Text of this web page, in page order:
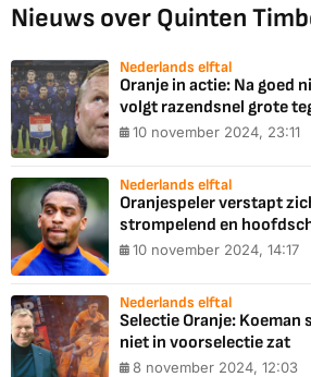
Nieuws over Quinten
Nederlands elftal
Oranje in actie: Na goed
volgt razendsnel grote
10 november 2024, 23:11
Nederlands elftal
Oranjespeler verstapt
strompelend en
10 november 2024, 14:17
Nederlands elftal
Selectie Oranje:
niet in voorselectie zat
8 november 2024, 12:03